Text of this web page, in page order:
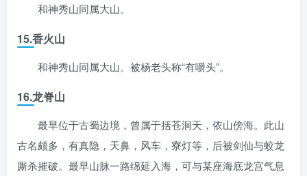
和神秀山同属大山。
15.香火山
和神秀山同属大山。被杨老头称“有嚼头”。
16.龙脊山
最早位于古蜀边境，曾属于括苍洞天，依山傍海。此山
古名颇多，有真隐，天鼻，风车，寮灯等，后被剑仙与蛟龙
厮杀摧破。最早山脉一路绵延入海，可与某座海底龙宫气息